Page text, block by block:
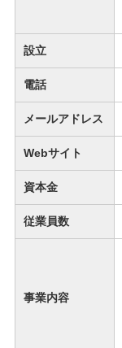
設立
電話
メールアドレス
Webサイト
資本金
従業員数
事業内容